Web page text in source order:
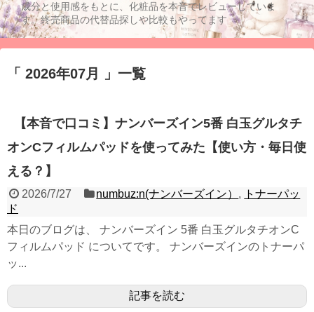
成分と使用感をもとに、化粧品を本音でレビューしていま
す。終売商品の代替品探しや比較もやってます
「 2026年07月 」一覧
【本音で口コミ】ナンバーズイン5番 白玉グルタチ
オンCフィルムパッドを使ってみた【使い方・毎日使
える？】
2026/7/27 numbuz:n(ナンバーズイン） ,
トナーパッ
ド
本日のブログは、 ナンバーズイン 5番 白玉グルタチオンC
フィルムパッド についてです。 ナンバーズインのトナーパ
ッ...
記事を読む